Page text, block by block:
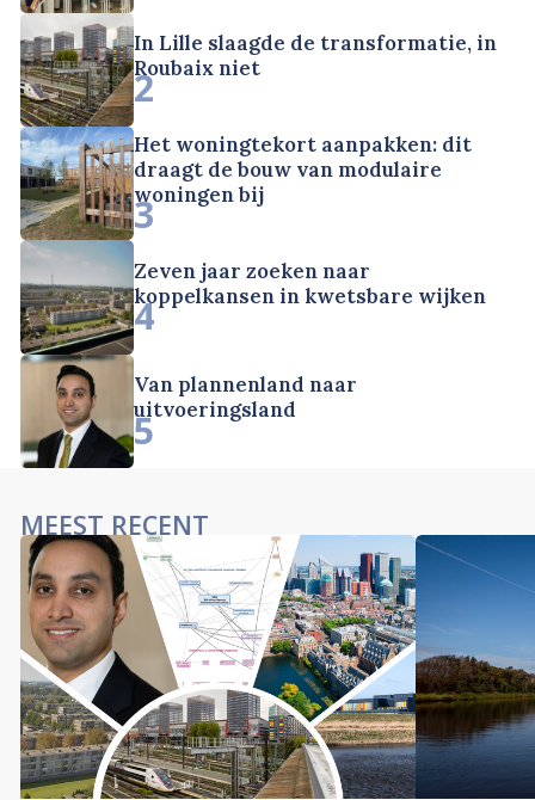
In Lille slaagde de transformatie, in
Roubaix niet
2
Het woningtekort aanpakken: dit
draagt de bouw van modulaire
woningen bij
3
Zeven jaar zoeken naar
koppelkansen in kwetsbare wijken
4
Van plannenland naar
uitvoeringsland
5
MEEST RECENT